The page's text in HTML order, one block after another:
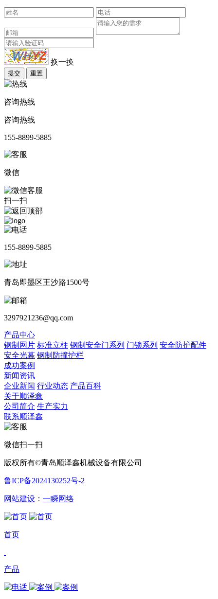
换一换
提交 重置
咨询热线
咨询热线
155-8899-5885
微信
扫一扫
155-8899-5885
青岛即墨区王沙路1500号
3297921236@qq.com
产品中心
钢制网片 标准立柱 钢制安全门系列 门锁系列 安全防护配件
安全光幕 钢制防撞护栏
成功案例
新闻资讯
企业新闻 行业动态 产品百科
关于顺泽鑫
公司简介 生产实力
联系顺泽鑫
微信扫一扫
版权所有©青岛顺泽鑫机械设备有限公司
鲁ICP备2024130252号-2
网站建设 ： 一瞬网络
首页
产品